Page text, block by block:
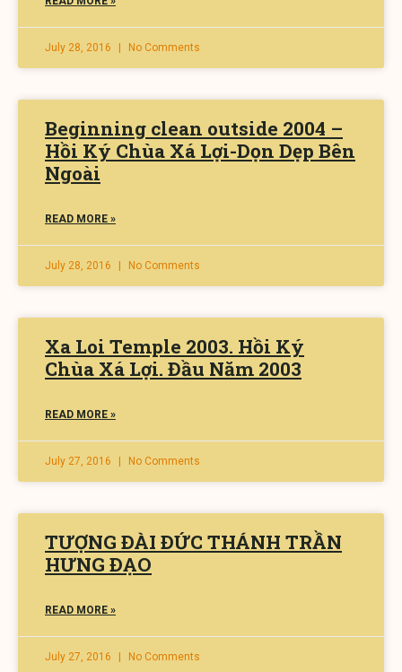
July 28, 2016 No Comments
Beginning clean outside 2004 –
Hồi Ký Chùa Xá Lợi-Dọn Dẹp Bên
Ngoài
READ MORE »
July 28, 2016 No Comments
Xa Loi Temple 2003. Hồi Ký
Chùa Xá Lợi. Đầu Năm 2003
READ MORE »
July 27, 2016 No Comments
TƯỢNG ÐÀI ÐỨC THÁNH TRẦN
HƯNG ÐẠO
READ MORE »
July 27, 2016 No Comments